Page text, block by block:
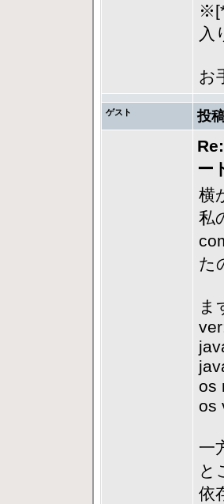
入
お
ゲスト 投
ー
横
私
た
ま
os
os
一
と
依